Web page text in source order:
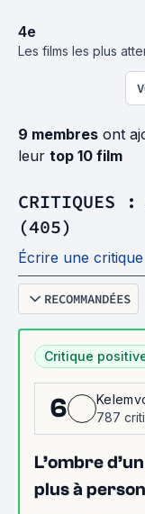
4e
Les films les plus
9 membres ont
leur top 10 film
CRITIQUES :
(405)
Écrire une critique
RECOMMANDÉES
Critique
6
787
L’ombre
plus à